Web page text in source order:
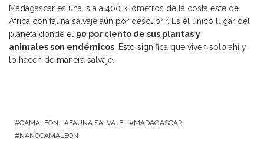
Madagascar es una isla a 400 kilómetros de la costa este de
África con fauna salvaje aún por descubrir. Es el único lugar del
planeta donde el 90 por ciento de sus plantas y
animales son endémicos . Esto significa que viven solo ahí y
lo hacen de manera salvaje.
CAMALEÓN FAUNA SALVAJE
MADAGASCAR
NANOCAMALEÓN